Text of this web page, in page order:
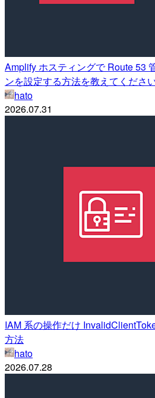
Amplify ホスティングで Route 53
ンを設定する方法を教えてくださ
hato
2026.07.31
IAM 系の操作だけ
方法
hato
2026.07.28